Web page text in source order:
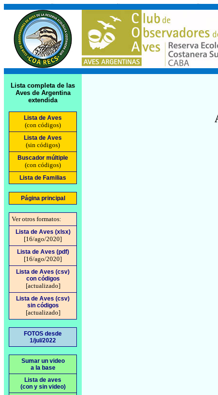
Lista completa de las
Aves de Argentina
extendida
Lista de Aves
(con códigos)
Lista de Aves
(sin códigos)
Buscador múltiple
(con códigos)
Lista de Familias
Página principal
Ver otros formatos:
Lista de Aves (xlsx)
[16/ago/2020]
Lista de Aves (pdf)
[16/ago/2020]
Lista de Aves (csv)
con códigos
[actualizado]
Lista de Aves (csv)
sin códigos
[actualizado]
FOTOS desde
1/jul/2022
Sumar un video
a la base
Lista de aves
(con y sin video)